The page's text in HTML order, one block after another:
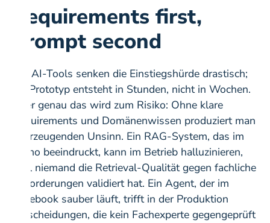
Requirements first,
Prompt second
GenAI-Tools senken die Einstiegshürde drastisch;
ein Prototyp entsteht in Stunden, nicht in Wochen.
Aber genau das wird zum Risiko: Ohne klare
Requirements und Domänenwissen produziert man
überzeugenden Unsinn. Ein RAG-System, das im
Demo beeindruckt, kann im Betrieb halluzinieren,
weil niemand die Retrieval-Qualität gegen fachliche
Anforderungen validiert hat. Ein Agent, der im
Notebook sauber läuft, trifft in der Produktion
Entscheidungen, die kein Fachexperte gegengeprüft